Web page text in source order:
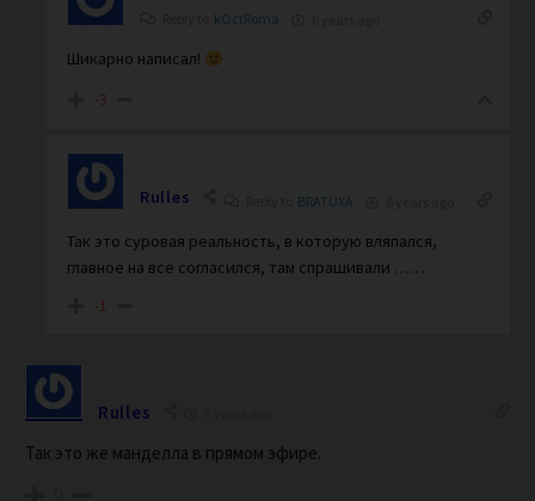
kOctRoma
Шикарно написал!
-3
Rulles BRATUXA
Так это суровая реальность, в которую вляпался,
главное на все согласился, там спрашивали ……
-1
Rulles
Так это же манделла в прямом эфире.